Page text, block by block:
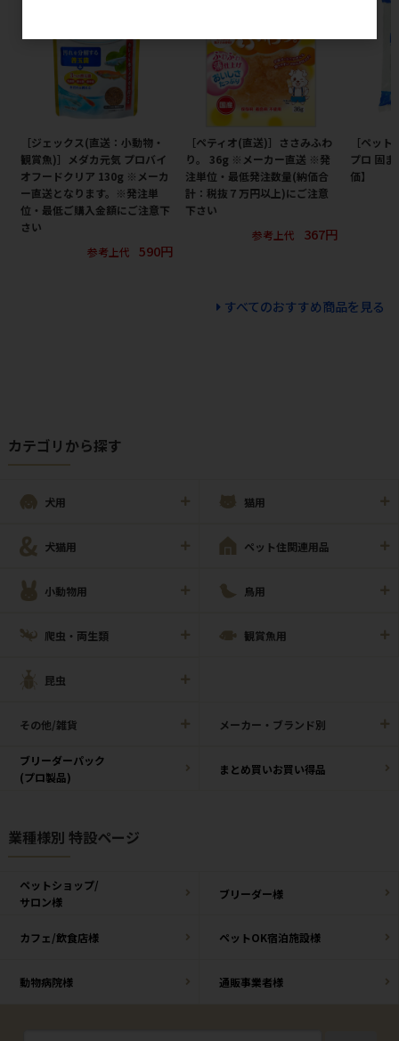
［ジェックス(直送：小動物・
観賞魚)］メダカ元気 プロバイ
オフードクリア 130g ※メーカ
ー直送となります。※発注単
位・最低ご購入金額にご注意下
さい
参考上代
590円
［ペティオ(直送)］ささみふわ
り。 36g ※メーカー直送 ※発
注単位・最低発注数量(納価合
計：税抜７万円以上)にご注意
下さい
参考上代
367円
［ペッ
プロ 固
価】
すべてのおすすめ商品を見る
カテゴリから探す
犬用 猫用
犬猫用 ペット住関連用品
小動物用 鳥用
爬虫・両生類 観賞魚用
昆虫
その他/雑貨 メーカー・ブランド別
ブリーダーパック
(プロ製品)
まとめ買いお買い得品
業種様別 特設ページ
ペットショップ/
サロン様
ブリーダー様
カフェ/飲食店様 ペットOK宿泊施設様
動物病院様 通販事業者様